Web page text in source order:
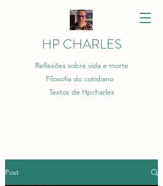
HP CHARLES
Reflexões sobre vida e morte
Filosofia do cotidiano
Textos de Hpcharles
Post